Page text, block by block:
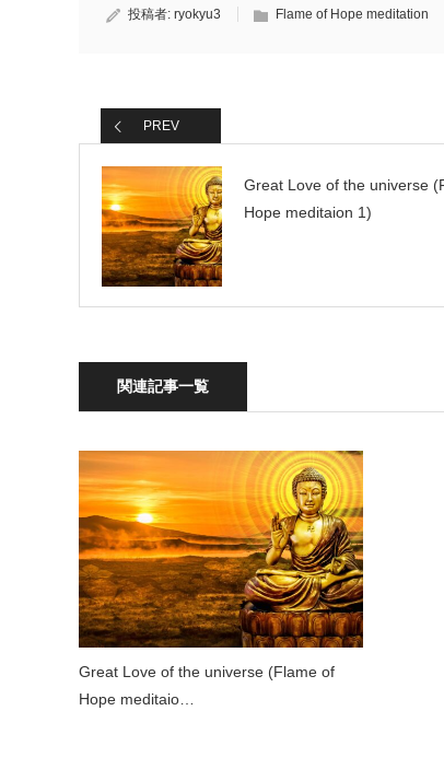
投稿者: ryokyu3 Flame of Hope meditation
PREV
Great Love of the universe
Hope meditaion 1)
関連記事一覧
Great Love of the universe (Flame of
Hope meditaio…